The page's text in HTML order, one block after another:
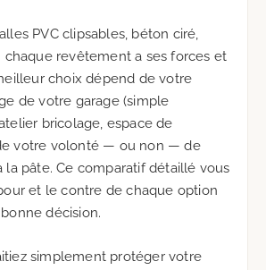
PVC clipsables, béton ciré,
chaque revêtement a ses forces et
choix dépend de votre
de votre garage (simple
bricolage, espace de
votre volonté — ou non — de
la pâte. Ce comparatif détaillé vous
et le contre de chaque option
décision.
simplement protéger votre